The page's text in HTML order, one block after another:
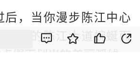
后，当你漫步陈江中心
明亮的陈江大道蜿蜒而
缀下划出的美丽弧线，